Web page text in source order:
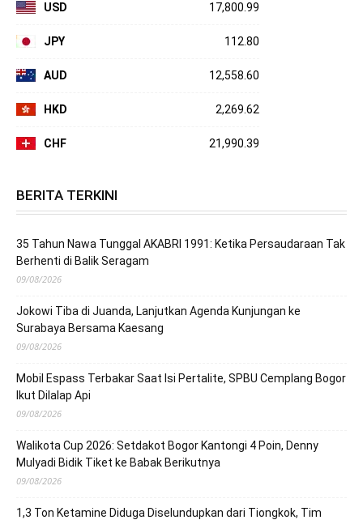
USD 17,800.99
JPY 112.80
AUD 12,558.60
HKD 2,269.62
CHF 21,990.39
BERITA TERKINI
35 Tahun Nawa Tunggal AKABRI 1991: Ketika Persaudaraan Tak
Berhenti di Balik Seragam
09/08/2026
Jokowi Tiba di Juanda, Lanjutkan Agenda Kunjungan ke
Surabaya Bersama Kaesang
09/08/2026
Mobil Espass Terbakar Saat Isi Pertalite, SPBU Cemplang Bogor
Ikut Dilalap Api
09/08/2026
Walikota Cup 2026: Setdakot Bogor Kantongi 4 Poin, Denny
Mulyadi Bidik Tiket ke Babak Berikutnya
09/08/2026
1,3 Ton Ketamine Diduga Diselundupkan dari Tiongkok, Tim